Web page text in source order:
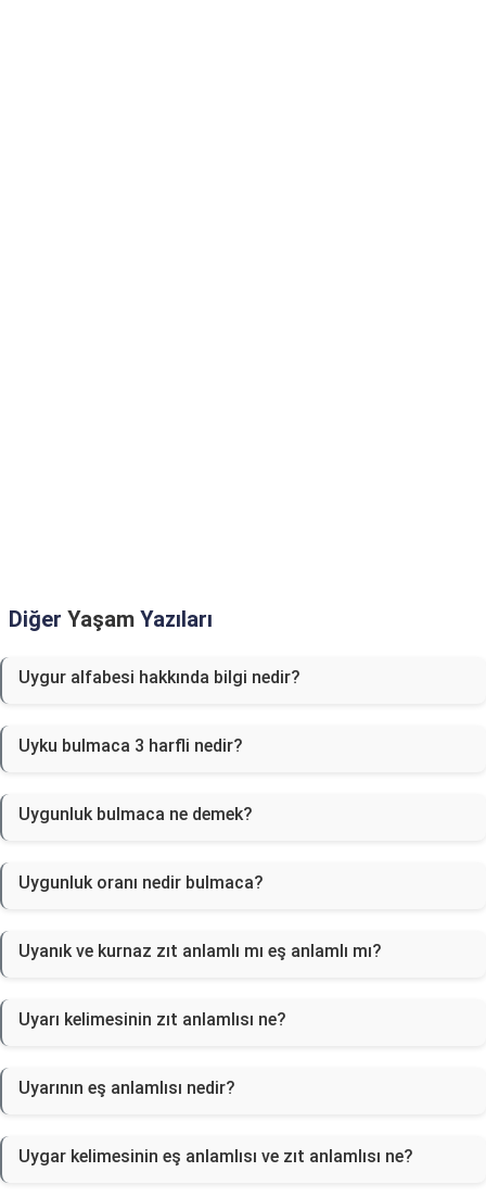
Diğer Yaşam Yazıları
Uygur alfabesi hakkında bilgi nedir?
Uyku bulmaca 3 harfli nedir?
Uygunluk bulmaca ne demek?
Uygunluk oranı nedir bulmaca?
Uyanık ve kurnaz zıt anlamlı mı eş anlamlı mı?
Uyarı kelimesinin zıt anlamlısı ne?
Uyarının eş anlamlısı nedir?
Uygar kelimesinin eş anlamlısı ve zıt anlamlısı ne?